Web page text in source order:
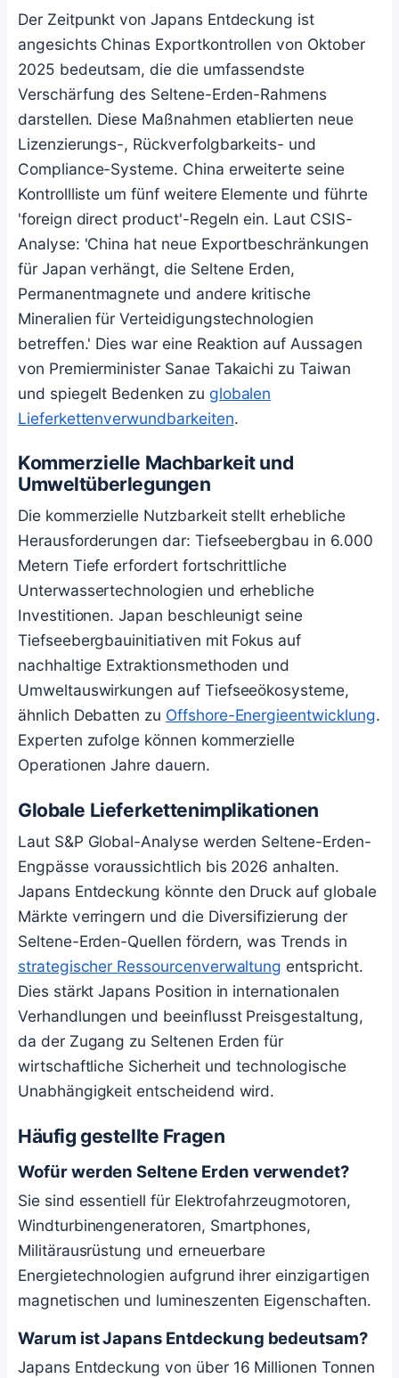
Der Zeitpunkt von Japans Entdeckung ist
angesichts Chinas Exportkontrollen von Oktober
2025 bedeutsam, die die umfassendste
Verschärfung des Seltene-Erden-Rahmens
darstellen. Diese Maßnahmen etablierten neue
Lizenzierungs-, Rückverfolgbarkeits- und
Compliance-Systeme. China erweiterte seine
Kontrollliste um fünf weitere Elemente und führte
'foreign direct product'-Regeln ein. Laut CSIS-
Analyse: 'China hat neue Exportbeschränkungen
für Japan verhängt, die Seltene Erden,
Permanentmagnete und andere kritische
Mineralien für Verteidigungstechnologien
betreffen.' Dies war eine Reaktion auf Aussagen
von Premierminister Sanae Takaichi zu Taiwan
und spiegelt Bedenken zu globalen
Lieferkettenverwundbarkeiten.
Kommerzielle Machbarkeit und
Umweltüberlegungen
Die kommerzielle Nutzbarkeit stellt erhebliche
Herausforderungen dar: Tiefseebergbau in 6.000
Metern Tiefe erfordert fortschrittliche
Unterwassertechnologien und erhebliche
Investitionen. Japan beschleunigt seine
Tiefseebergbauinitiativen mit Fokus auf
nachhaltige Extraktionsmethoden und
Umweltauswirkungen auf Tiefseeökosysteme,
ähnlich Debatten zu Offshore-Energieentwicklung.
Experten zufolge können kommerzielle
Operationen Jahre dauern.
Globale Lieferkettenimplikationen
Laut S&P Global-Analyse werden Seltene-Erden-
Engpässe voraussichtlich bis 2026 anhalten.
Japans Entdeckung könnte den Druck auf globale
Märkte verringern und die Diversifizierung der
Seltene-Erden-Quellen fördern, was Trends in
strategischer Ressourcenverwaltung entspricht.
Dies stärkt Japans Position in internationalen
Verhandlungen und beeinflusst Preisgestaltung,
da der Zugang zu Seltenen Erden für
wirtschaftliche Sicherheit und technologische
Unabhängigkeit entscheidend wird.
Häufig gestellte Fragen
Wofür werden Seltene Erden verwendet?
Sie sind essentiell für Elektrofahrzeugmotoren,
Windturbinengeneratoren, Smartphones,
Militärausrüstung und erneuerbare
Energietechnologien aufgrund ihrer einzigartigen
magnetischen und lumineszenten Eigenschaften.
Warum ist Japans Entdeckung bedeutsam?
Japans Entdeckung von über 16 Millionen Tonnen